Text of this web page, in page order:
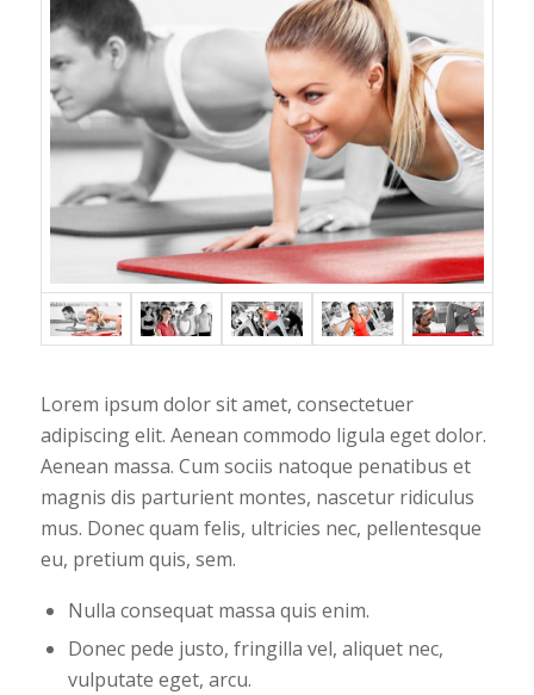
Lorem ipsum dolor sit amet, consectetuer
adipiscing elit. Aenean commodo ligula eget dolor.
Aenean massa. Cum sociis natoque penatibus et
magnis dis parturient montes, nascetur ridiculus
mus. Donec quam felis, ultricies nec, pellentesque
eu, pretium quis, sem.
Nulla consequat massa quis enim.
Donec pede justo, fringilla vel, aliquet nec,
vulputate eget, arcu.